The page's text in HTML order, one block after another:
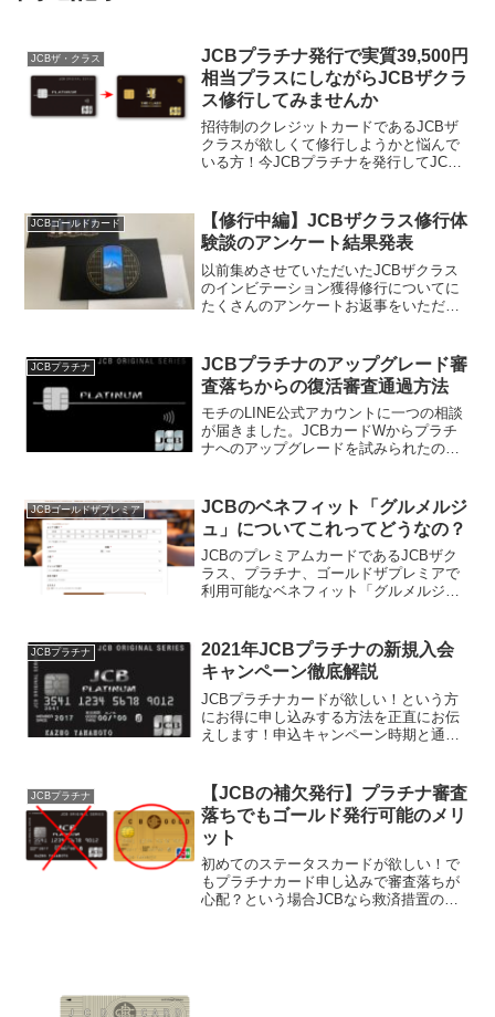
JCBザ・クラス
JCBプラチナ発行で実質39,500円
相当プラスにしながらJCBザクラ
ス修行してみませんか
招待制のクレジットカードであるJCBザ
クラスが欲しくて修行しようかと悩んで
いる方！今JCBプラチナを発行してJCB
の修行が行えるチャンスです。2年間JCB
プラチナ...
JCBゴールドカード
【修行中編】JCBザクラス修行体
験談のアンケート結果発表
以前集めさせていただいたJCBザクラス
のインビテーション獲得修行についてに
たくさんのアンケートお返事をいただき
す。ということでここではJCBザクラス
修行中の方の実際の経験...
JCBプラチナ
JCBプラチナのアップグレード審
査落ちからの復活審査通過方法
モチのLINE公式アカウントに一つの相談
が届きました。JCBカードWからプラチ
ナへのアップグレードを試みられたので
レードされた体験談です。同じように
JCBカードのアップグ...
JCBゴールドザプレミア
JCBのベネフィット「グルメルジ
ュ」についてこれってどうなの？
JCBのプレミアムカードであるJCBザク
ラス、プラチナ、ゴールドザプレミアで
利用可能なベネフィット「グルメルジュ
ダイニング30の終了まで後少しのこの...
JCBプラチナ
2021年JCBプラチナの新規入会
キャンペーン徹底解説
JCBプラチナカードが欲しい！という方
にお得に申し込みする方法を正直にお伝
えします！申込キャンペーン時期と通常
ックやギフトカードのプレゼント額を把
握しておきましょう。...
JCBプラチナ
【JCBの補欠発行】プラチナ審査
落ちでもゴールド発行可能のメリ
ット
初めてのステータスカードが欲しい！で
もプラチナカード申し込みで審査落ちが
心配？という場合JCBなら救済措置の補